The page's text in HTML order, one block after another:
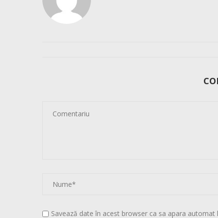
Savează date în acest browser ca sa apara